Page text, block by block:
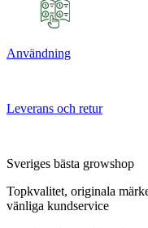
Användning
Leverans och retur
Sveriges bästa growshop
Topkvalitet, originala
vänliga kundservice